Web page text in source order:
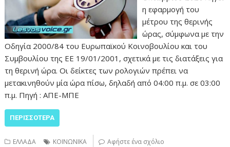
η εφαρμογή του
μέτρου της θερινής
ώρας, σύμφωνα με την
Οδηγία 2000/84 του Ευρωπαϊκού Κοινοβουλίου και του
Συμβουλίου της EE 19/01/2001, σχετικά με τις διατάξεις για
τη θερινή ώρα. Οι δείκτες των ρολογιών πρέπει να
μετακινηθούν μία ώρα πίσω, δηλαδή από 04:00 π.μ. σε 03:00
π.μ. Πηγή : ΑΠΕ-ΜΠΕ
ΠΕΡΙΣΣΌΤΕΡΑ
ΕΛΛΑΔΑ ΚΟΙΝΩΝΙΚΑ Αφήστε ένα σχόλιο